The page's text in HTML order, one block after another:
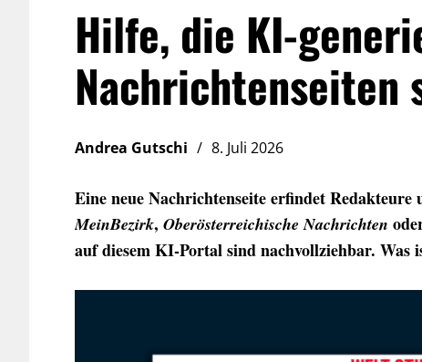
Hilfe, die KI-
Nachrichtenseiten
Andrea Gutschi 8. Juli 2026
Eine neue Nachrichtenseite erfindet
MeinBezirk, Oberösterreichische Nachrichten
auf diesem KI-Portal sind nachvollziehbar.